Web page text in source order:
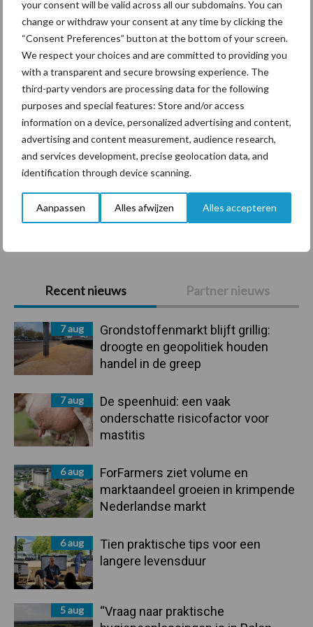
your consent will be valid across all our subdomains. You can
change or withdraw your consent at any time by clicking the
“Consent Preferences” button at the bottom of your screen.
We respect your choices and are committed to providing you
with a transparent and secure browsing experience. The
third-party vendors are processing data for the following
purposes and special features: Store and/or access
information on a device, personalized advertising and content,
advertising and content measurement, audience research,
and services development, precise geolocation data, and
identification through device scanning.
Aanpassen Alles afwijzen Alles accepteren
Primaire
Sidebar
Recent nieuws Partner nieuws
7 aug
Grondstoffenmarkt blijft grillig:
droogte en geopolitiek houden
handel in de greep
7 aug
De speenhuid: een vaak
onderschatte risicofactor voor
mastitis
6 aug
ForFarmers ziet volume en
marktaandeel groeien in krimpende
Nederlandse markt
6 aug
Tien praktische tips voor een
langere levensduur
5 aug
“Vraag naar praktische
Themapagina's
Diergezondheid Bemesting Fokkerij
Beregening Bijproducten
Toon meer